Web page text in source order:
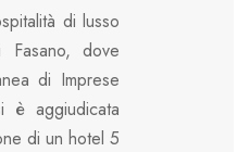
di lusso
dove
di Imprese
è aggiudicata
di un hotel 5